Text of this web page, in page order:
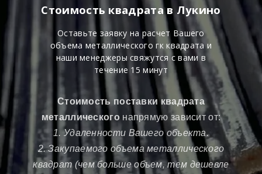
Стоимость квадрата в Лукино
Оставьте заявку на расчет Вашего
объема металлического гк квадрата и
наши менеджеры свяжутся с вами в
течение 15 минут
Стоимость поставки квадрата
металлического напрямую зависит от:
1. Удаленности Вашего объекта.
2. Закупаемого объема металлического
квадрат (чем больше объем, тем дешевле